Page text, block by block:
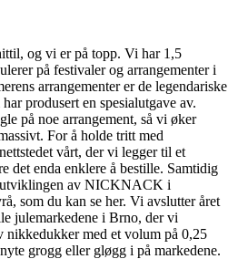
og vi er på topp. Vi har 1,5
på festivaler og arrangementer i
arrangementer er de legendariske
produsert en spesialutgave av.
på noe arrangement, så vi øker
For å holde tritt med
vårt, der vi legger til et
det enda enklere å bestille. Samtidig
utviklingen av NICKNACK i
som du kan se her. Vi avslutter året
julemarkedene i Brno, der vi
nikkedukker med et volum på 0,25
grogg eller gløgg i på markedene.